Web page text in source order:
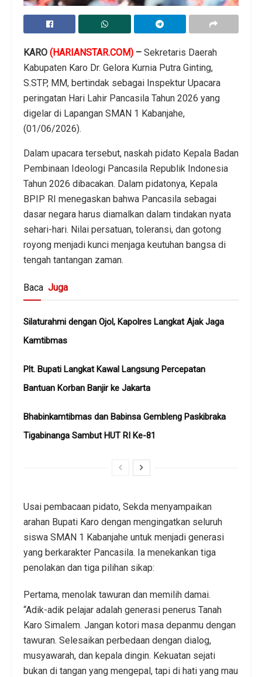
KARO (HARIANSTAR.COM) – Sekretaris Daerah
Kabupaten Karo Dr. Gelora Kurnia Putra Ginting,
S.STP, MM, bertindak sebagai Inspektur Upacara
peringatan Hari Lahir Pancasila Tahun 2026 yang
digelar di Lapangan SMAN 1 Kabanjahe,
(01/06/2026).
Dalam upacara tersebut, naskah pidato Kepala Badan
Pembinaan Ideologi Pancasila Republik Indonesia
Tahun 2026 dibacakan. Dalam pidatonya, Kepala
BPIP RI menegaskan bahwa Pancasila sebagai
dasar negara harus diamalkan dalam tindakan nyata
sehari-hari. Nilai persatuan, toleransi, dan gotong
royong menjadi kunci menjaga keutuhan bangsa di
tengah tantangan zaman.
Baca Juga
Silaturahmi dengan Ojol, Kapolres Langkat Ajak Jaga
Kamtibmas
Plt. Bupati Langkat Kawal Langsung Percepatan
Bantuan Korban Banjir ke Jakarta
Bhabinkamtibmas dan Babinsa Gembleng Paskibraka
Tigabinanga Sambut HUT RI Ke-81
Usai pembacaan pidato, Sekda menyampaikan
arahan Bupati Karo dengan mengingatkan seluruh
siswa SMAN 1 Kabanjahe untuk menjadi generasi
yang berkarakter Pancasila. Ia menekankan tiga
penolakan dan tiga pilihan sikap:
Pertama, menolak tawuran dan memilih damai.
“Adik-adik pelajar adalah generasi penerus Tanah
Karo Simalem. Jangan kotori masa depanmu dengan
tawuran. Selesaikan perbedaan dengan dialog,
musyawarah, dan kepala dingin. Kekuatan sejati
bukan di tangan yang mengepal, tapi di hati yang mau